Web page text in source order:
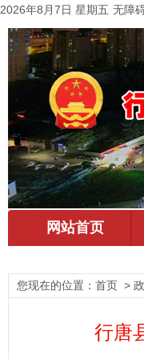
2026年8月7日 星期五 无障
您现在的位置： 首页 >
行唐